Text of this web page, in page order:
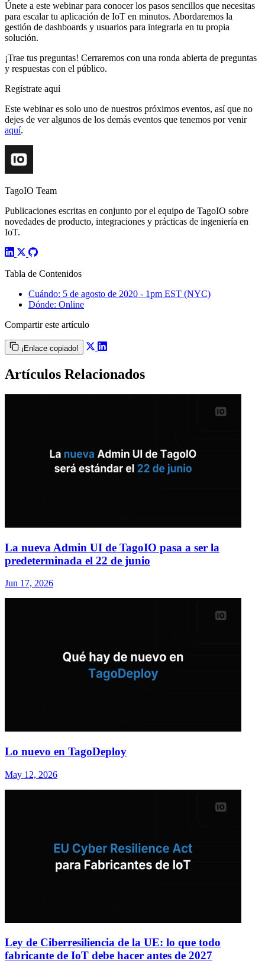
Únete a este webinar para conocer los pasos sencillos que necesitas
para escalar tu aplicación de IoT en minutos. Abordaremos la
gestión de dashboards y usuarios para integrarla en tu propia
solución.
¡Trae tus preguntas! Cerraremos con una ronda abierta de preguntas
y respuestas con el público.
Regístrate aquí
Este webinar es solo uno de nuestros próximos eventos, así que no
dejes de ver algunos de los demás eventos que tenemos por venir
aquí.
TagoIO Team
Publicaciones escritas en conjunto por el equipo de TagoIO sobre
novedades de producto, integraciones y prácticas de ingeniería en
IoT.
Tabla de Contenidos
Cuándo: 5 de agosto de 2020 - 1pm EST (NYC)
Dónde: Online
Compartir este artículo
¡Enlace copiado!
Artículos Relacionados
La nueva Admin UI de TagoIO pasa a ser la
predeterminada el 22 de junio
Jun 17, 2026
Lo nuevo en TagoDeploy
May 12, 2026
Ley de Ciberresiliencia de la UE: lo que todo
fabricante de IoT debe hacer antes de 2027